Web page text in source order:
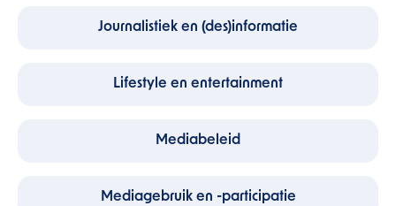
Journalistiek en (des)informatie
Lifestyle en entertainment
Mediabeleid
Mediagebruik en -participatie